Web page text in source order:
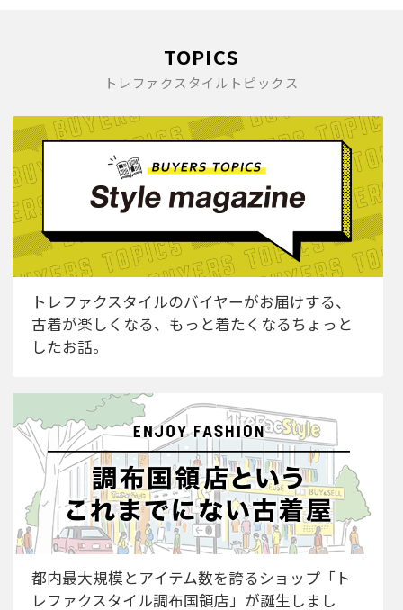
TOPICS
トレファクスタイルトピックス
トレファクスタイルのバイヤーがお届けする、
古着が楽しくなる、もっと着たくなるちょっと
したお話。
都内最大規模とアイテム数を誇るショップ「ト
レファクスタイル調布国領店」が誕生しまし